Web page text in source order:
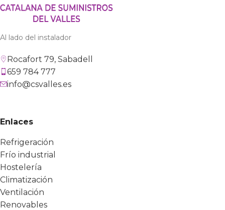
Al lado del instalador
Rocafort 79, Sabadell
659 784 777
info@csvalles.es
Enlaces
Refrigeración
Frío industrial
Hostelería
Climatización
Ventilación
Renovables